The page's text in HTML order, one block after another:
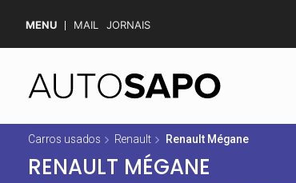
MENU MAIL JORNAIS
Carros usados Renault Renault Mégane
RENAULT MÉGANE